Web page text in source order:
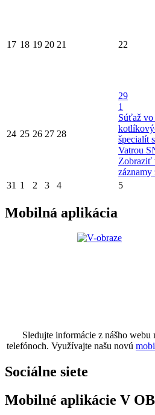
17 18 19 20 21 22
24 25 26 27 28
29
1
Súťaž vo
špecialít
Vatrou
Zobraziť
záznamy
31 1 2 3 4 5
Mobilná aplikácia
Sledujte informácie z nášho
telefónoch. Využívajte našu novú
Sociálne siete
Mobilné aplikácie V